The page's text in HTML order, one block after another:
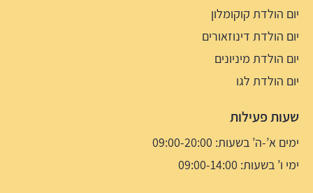
יום הולדת קוקומלון
יום הולדת דינוזאורים
יום הולדת מיניונים
יום הולדת לגו
שעות פעילות
ימים א’-ה’ בשעות: 09:00-20:00
ימי ו’ בשעות: 09:00-14:00